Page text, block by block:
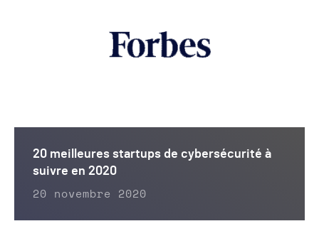
20 meilleures startups de cybersécurité à
suivre en 2020
20 novembre 2020